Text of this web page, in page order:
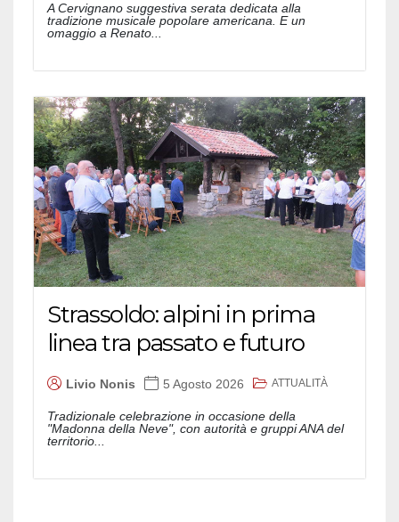
A Cervignano suggestiva serata dedicata alla
tradizione musicale popolare americana. E un
omaggio a Renato...
Strassoldo: alpini in prima
linea tra passato e futuro
Livio Nonis 5 Agosto 2026 ATTUALITÀ
Tradizionale celebrazione in occasione della
"Madonna della Neve", con autorità e gruppi ANA del
territorio...